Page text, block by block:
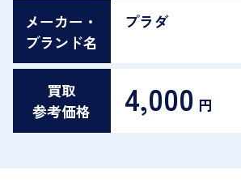
メーカー・
ブランド名
プラダ
買取
参考価格
4,000 円